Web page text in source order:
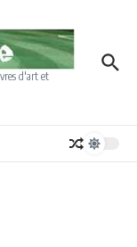
d'art et